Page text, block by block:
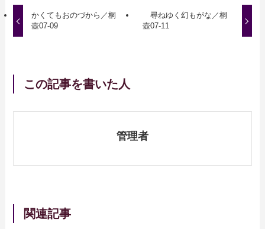
かくてもおのづから／桐
壺07-09
尋ねゆく幻もがな／桐
壺07-11
この記事を書いた人
管理者
関連記事